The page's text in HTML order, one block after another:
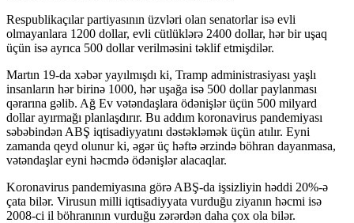
Respublikaçılar partiyasının üzvləri olan senatorlar isə evli
olmayanlara 1200 dollar, evli cütlüklərə 2400 dollar, hər bir uşaq
üçün isə ayrıca 500 dollar verilməsini təklif etmişdilər.
Martın 19-da xəbər yayılmışdı ki, Tramp administrasiyası yaşlı
insanların hər birinə 1000, hər uşağa isə 500 dollar paylanması
qərarına gəlib. Ağ Ev vətəndaşlara ödənişlər üçün 500 milyard
dollar ayırmağı planlaşdırır. Bu addım koronavirus pandemiyası
səbəbindən ABŞ iqtisadiyyatını dəstəkləmək üçün atılır. Eyni
zamanda qeyd olunur ki, əgər üç həftə ərzində böhran dayanmasa,
vətəndaşlar eyni həcmdə ödənişlər alacaqlar.
Koronavirus pandemiyasına görə ABŞ-da işsizliyin həddi 20%-ə
çata bilər. Virusun milli iqtisadiyyata vurduğu ziyanın həcmi isə
2008-ci il böhranının vurduğu zərərdən daha çox ola bilər.